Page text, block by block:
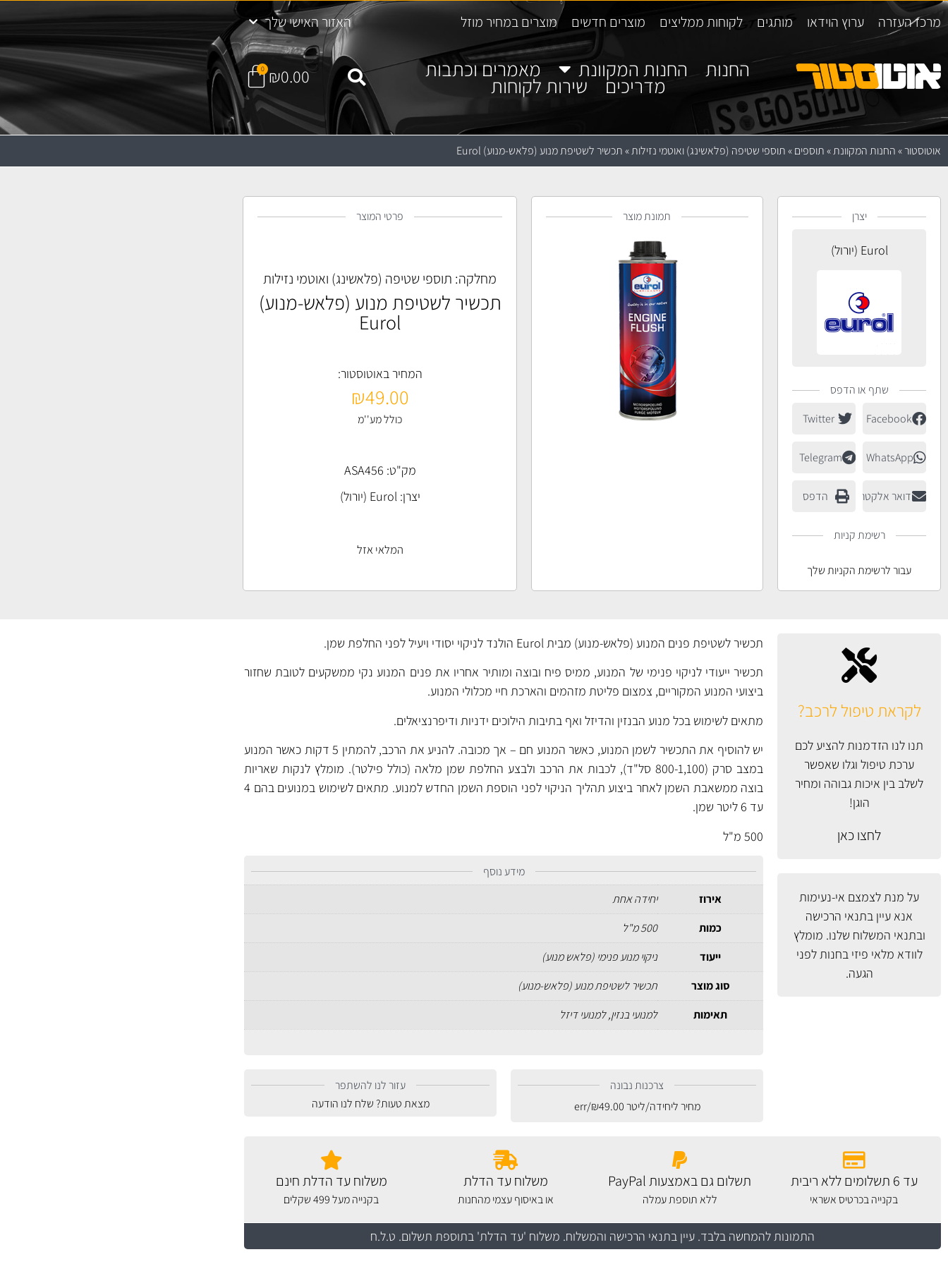
מרכז העזרה ערוץ הוידאו מותגים לקוחות ממליצים מוצרים חדשים מוצרים במחיר מוזל האזור האישי שלך
החנות החנות המקוונת מאמרים וכתבות
מדריכים שירות לקוחות ₪0.00
0
אוטוסטור»החנות המקוונת»תוספים»תוספי שטיפה (פלאשינג) ואוטמי נזילות»תכשיר לשטיפת מנוע (פלאש-מנוע) Eurol
יצרן
Eurol (יורול)
שתף או הדפס
Facebook
Twitter
WhatsApp
Telegram
דואר אלקטרוני הדפס
רשימת קניות
עבור לרשימת הקניות שלך
תמונת מוצר פרטי המוצר
מחלקה: תוספי שטיפה (פלאשינג) ואוטמי נזילות
תכשיר לשטיפת מנוע (פלאש-מנוע)
Eurol
המחיר באוטוסטור:
₪49.00
כולל מע''מ
מק"ט: ASA456
יצרן:Eurol (יורול)
המלאי אזל
לקראת טיפול לרכב?
תנו לנו הזדמנות להציע לכם
ערכת טיפול וגלו שאפשר
לשלב בין איכות גבוהה ומחיר
הוגן!
לחצו כאן
על מנת לצמצם אי-נעימות
אנא עיין בתנאי הרכישה
ובתנאי המשלוח שלנו. מומלץ
לוודא מלאי פיזי בחנות לפני
הגעה.
תכשיר לשטיפת פנים המנוע (פלאש-מנוע) מבית Eurol הולנד לניקוי יסודי ויעיל לפני החלפת שמן.
תכשיר ייעודי לניקוי פנימי של המנוע, ממיס פיח ובוצה ומותיר אחריו את פנים המנוע נקי ממשקעים לטובת שחזור
ביצועי המנוע המקוריים, צמצום פליטת מזהמים והארכת חיי מכלולי המנוע.
מתאים לשימוש בכל מנוע הבנזין והדיזל ואף בתיבות הילוכים ידניות ודיפרנציאלים.
יש להוסיף את התכשיר לשמן המנוע, כאשר המנוע חם – אך מכובה. להניע את הרכב, להמתין 5 דקות כאשר המנוע
במצב סרק (800-1,100 סל"ד), לכבות את הרכב ולבצע החלפת שמן מלאה (כולל פילטר). מומלץ לנקות שאריות
בוצה ממשאבת השמן לאחר ביצוע תהליך הניקוי לפני הוספת השמן החדש למנוע. מתאים לשימוש במנועים בהם 4
עד 6 ליטר שמן.
500 מ"ל
מידע נוסף
אירוז
יחידה אחת
כמות
500 מ"ל
ייעוד
ניקוי מנוע פנימי (פלאש מנוע)
סוג מוצר
תכשיר לשטיפת מנוע (פלאש-מנוע)
תאימות
למנועי בנזין, למנועי דיזל
צרכנות נבונה
מחיר ליחידה/ליטר
₪49.00
/err
עזור לנו להשתפר
מצאת טעות? שלח לנו הודעה
עד 6 תשלומים ללא ריבית
בקנייה בכרטיס אשראי
תשלום גם באמצעות PayPal
ללא תוספת עמלה
משלוח עד הדלת
או באיסוף עצמי מהחנות
משלוח עד הדלת חינם
בקנייה מעל 499 שקלים
התמונות להמחשה בלבד. עיין בתנאי הרכישה והמשלוח. משלוח 'עד הדלת' בתוספת תשלום. ט.ל.ח